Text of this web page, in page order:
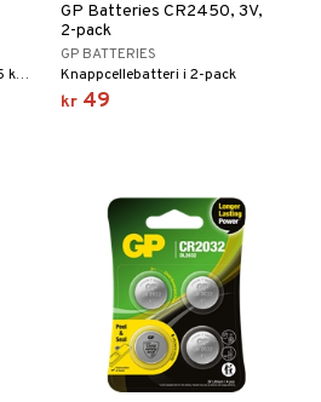
En stor radiostyrt båt med 15 km/t i toppfart!
GP Batteries CR2450, 3V,
2-pack
GP BATTERIES
Knappcellebatteri i 2-pack
kr 49